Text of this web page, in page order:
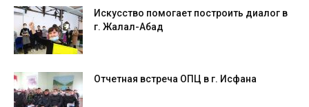
Искусство помогает построить диалог в
г. Жалал-Абад
Отчетная встреча ОПЦ в г. Исфана